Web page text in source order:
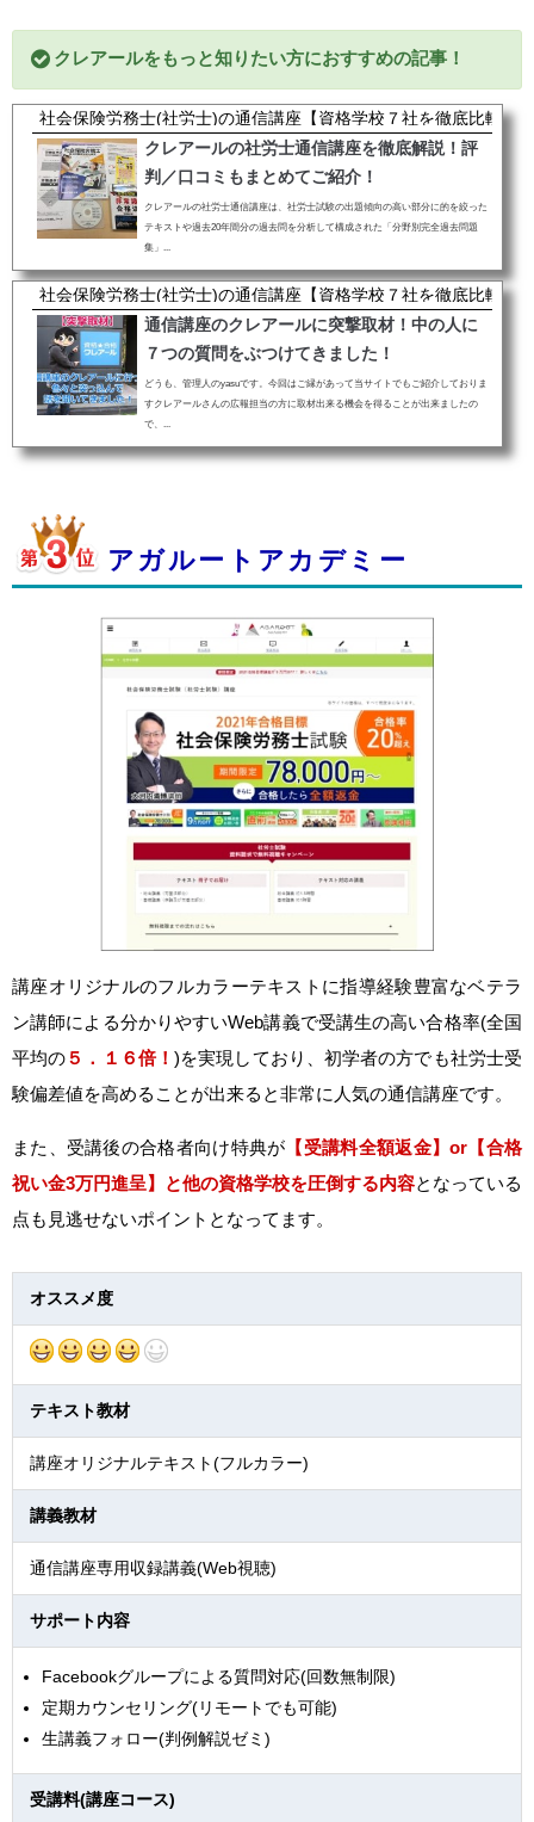
クレアールをもっと知りたい方におすすめの記事！
社会保険労務士(社労士)の通信講座【資格学校７社を徹底比較】
クレアールの社労士通信講座を徹底解説！評
判／口コミもまとめてご紹介！
クレアールの社労士通信講座は、社労士試験の出題傾向の高い部分に的を絞った
テキストや過去20年間分の過去問を分析して構成された「分野別完全過去問題
集」...
社会保険労務士(社労士)の通信講座【資格学校７社を徹底比較】
通信講座のクレアールに突撃取材！中の人に
７つの質問をぶつけてきました！
どうも、管理人のyasuです。今回はご縁があって当サイトでもご紹介しておりま
すクレアールさんの広報担当の方に取材出来る機会を得ることが出来ましたの
で、...
アガルートアカデミー
講座オリジナルのフルカラーテキストに指導経験豊富なベテラ
ン講師による分かりやすいWeb講義で受講生の高い合格率(全国
平均の５．１６倍！ )を実現しており、初学者の方でも社労士受
験偏差値を高めることが出来ると非常に人気の通信講座です。
また、受講後の合格者向け特典が 【受講料全額返金】or【合格
祝い金3万円進呈】と他の資格学校を圧倒する内容となっている
点も見逃せないポイントとなってます。
オススメ度
テキスト教材
講座オリジナルテキスト(フルカラー)
講義教材
通信講座専用収録講義(Web視聴)
サポート内容
Facebookグループによる質問対応(回数無制限)
定期カウンセリング(リモートでも可能)
生講義フォロー(判例解説ゼミ)
受講料(講座コース)